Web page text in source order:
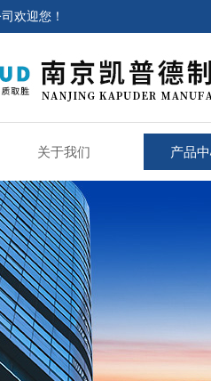
欢迎您！
关于我们 产品